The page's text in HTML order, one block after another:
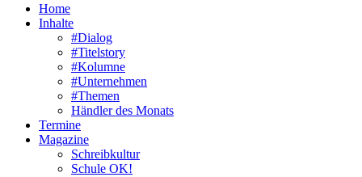
Home
Inhalte
#Dialog
#Titelstory
#Kolumne
#Unternehmen
#Themen
Händler des Monats
Termine
Magazine
Schreibkultur
Schule OK!